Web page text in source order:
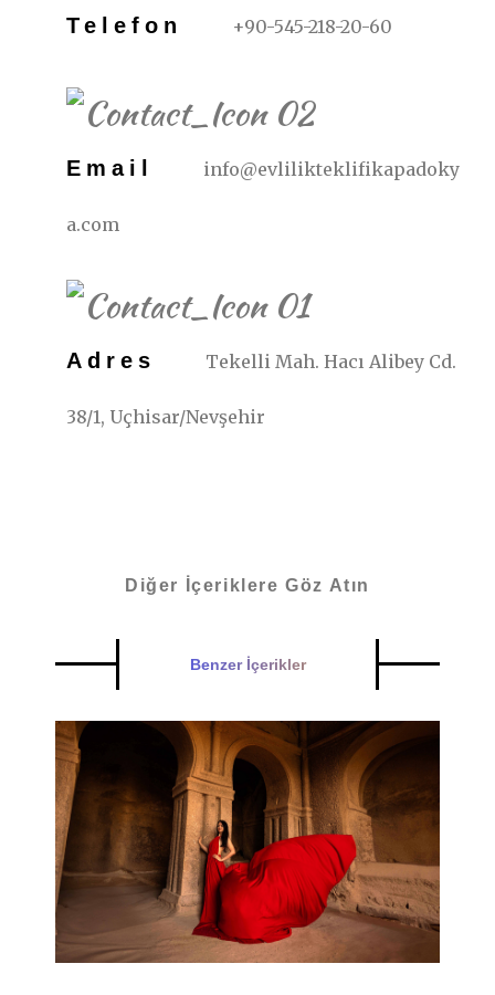
Telefon +90-545-218-20-60
Email info@evlilikteklifikapadoky
a.com
Adres Tekelli Mah. Hacı Alibey Cd.
38/1, Uçhisar/Nevşehir
Diğer İçeriklere Göz Atın
Benzer İçerikler